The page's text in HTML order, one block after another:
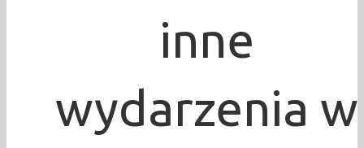
inne
wydarzenia w